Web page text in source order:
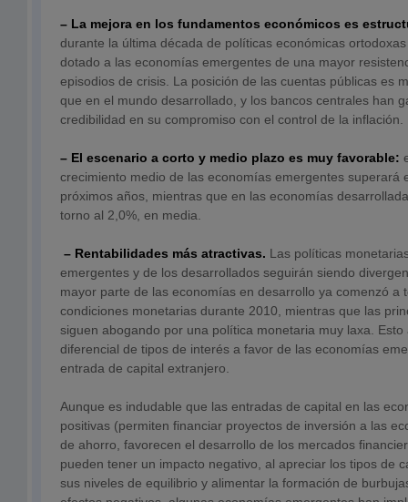
– La mejora en los fundamentos económicos es
durante la última década de políticas económicas
dotado a las economías emergentes de una mayor
episodios de crisis. La posición de las cuentas públicas es
que en el mundo desarrollado, y los bancos centrales han
credibilidad en su compromiso con el control de la inflación.
– El escenario a corto y medio plazo es muy favorable:
crecimiento medio de las economías emergentes superará
próximos años, mientras que en las economías
torno al 2,0%, en media.
– Rentabilidades más atractivas. Las políticas
emergentes y de los desarrollados seguirán siendo
mayor parte de las economías en desarrollo ya comenzó a
condiciones monetarias durante 2010, mientras que las
siguen abogando por una política monetaria muy laxa.
diferencial de tipos de interés a favor de las economías
entrada de capital extranjero.
Aunque es indudable que las entradas de capital en las
positivas (permiten financiar proyectos de inversión a las
de ahorro, favorecen el desarrollo de los mercados
pueden tener un impacto negativo, al apreciar los tipos de
sus niveles de equilibrio y alimentar la formación de